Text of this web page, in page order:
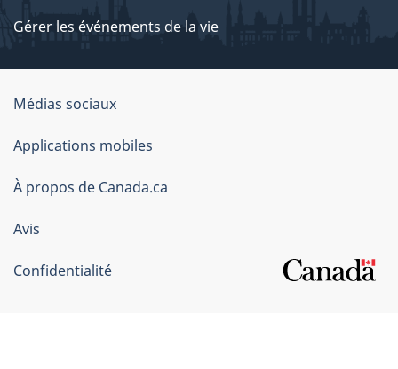
Gérer les événements de la vie
Organisation
du
gouvernement
du
Canada
Médias sociaux
Applications mobiles
À propos de Canada.ca
Avis
Confidentialité